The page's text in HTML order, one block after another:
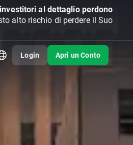
al dettaglio perdono
alto rischio di perdere il Suo
Login Apri un Conto